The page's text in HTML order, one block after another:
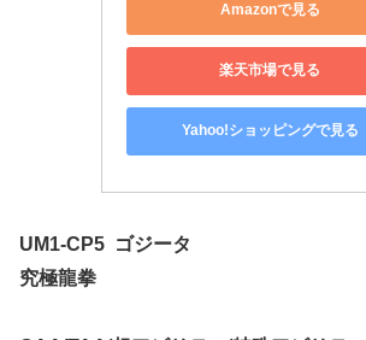
Amazonで見る
楽天市場で見る
Yahoo!ショッピングで見る
UM1-CP5 ゴジータ
究極龍拳